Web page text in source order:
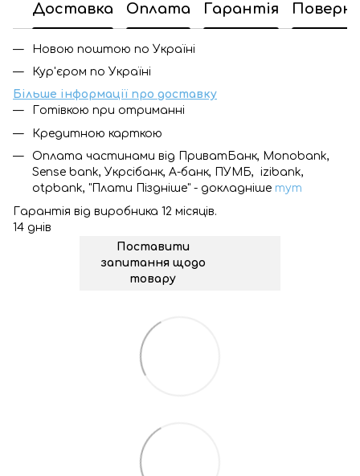
Доставка Оплата Гарантія
Новою поштою по Україні
Кур'єром по Україні
Більше інформації про доставку
Готівкою при отриманні
Кредитною карткою
Оплата частинами від ПриватБанк, Monobank,
Sense bank, Укрсібанк, А-банк, ПУМБ, izibank,
otpbank, "Плати Піздніше" - докладніше тут
Гарантія від виробника 12 місяців.
14 днів
Поставити
запитання щодо
товару